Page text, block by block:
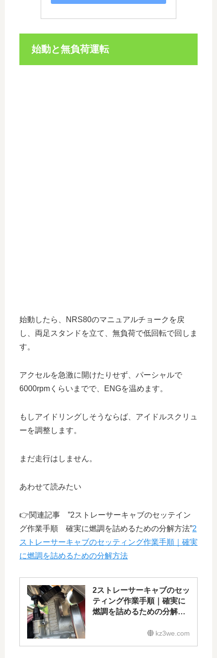
始動と無負荷運転
始動したら、NRS80のマニュアルチョークを戻
し、両足スタンドを立て、無負荷で低回転で回しま
す。
アクセルを急激に開けたりせず、パーシャルで
6000rpmくらいまでで、ENGを温めます。
もしアイドリングしそうならば、アイドルスクリュ
ーを調整します。
まだ走行はしません。
あわせて読みたい
👉関連記事 ”2ストレーサーキャブのセッテイン
グ作業手順 確実に燃調を詰めるための分解方法”2
ストレーサーキャブのセッティング作業手順｜確実
に燃調を詰めるための分解方法
2ストレーサーキャブのセッ
ティング作業手順｜確実に
燃調を詰めるための分解方
kz3we.com